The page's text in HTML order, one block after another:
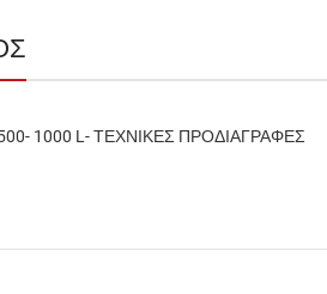
1000 L- ΤΕΧΝΙΚΕΣ ΠΡΟΔΙΑΓΡΑΦΕΣ